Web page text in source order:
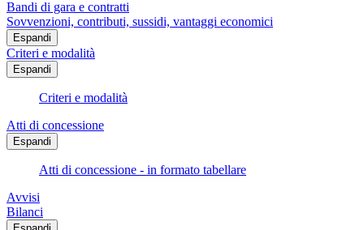
Bandi di gara e contratti
Sovvenzioni, contributi, sussidi, vantaggi economici
Espandi
Criteri e modalità
Espandi
Criteri e modalità
Atti di concessione
Espandi
Atti di concessione - in formato tabellare
Avvisi
Bilanci